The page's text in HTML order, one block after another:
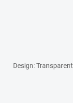
Design: Transparent